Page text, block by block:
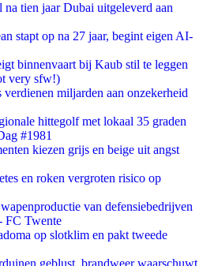
tien jaar Dubai uitgeleverd aan
stapt op na 27 jaar, begint eigen AI-
binnenvaart bij Kaub stil te leggen
very sfw!)
miljarden aan onzekerheid
hittegolf met lokaal 35 graden
#1981
kiezen grijs en beige uit angst
en roken vergroten risico op
van defensiebedrijven
FC Twente
op slotklim en pakt tweede
geblust, brandweer waarschuwt